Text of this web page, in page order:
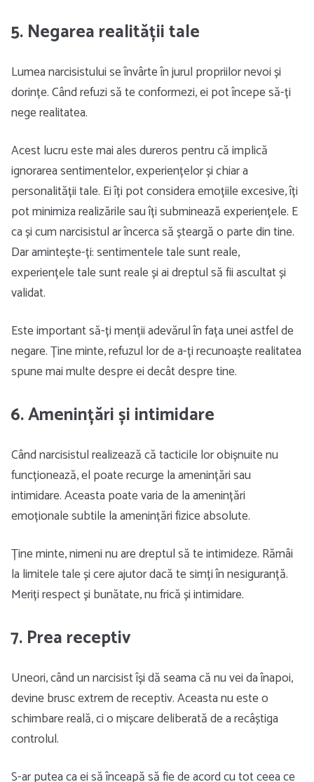
5. Negarea realității tale
Lumea narcisistului se învârte în jurul propriilor nevoi și
dorințe. Când refuzi să te conformezi, ei pot începe să-ți
nege realitatea.
Acest lucru este mai ales dureros pentru că implică
ignorarea sentimentelor, experiențelor și chiar a
personalității tale. Ei îți pot considera emoțiile excesive, îți
pot minimiza realizările sau îți subminează experiențele. E
ca și cum narcisistul ar încerca să șteargă o parte din tine.
Dar amintește-ți: sentimentele tale sunt reale,
experiențele tale sunt reale și ai dreptul să fii ascultat și
validat.
Este important să-ți menții adevărul în fața unei astfel de
negare. Ține minte, refuzul lor de a-ți recunoaște realitatea
spune mai multe despre ei decât despre tine.
6. Amenințări și intimidare
Când narcisistul realizează că tacticile lor obișnuite nu
funcționează, el poate recurge la amenințări sau
intimidare. Aceasta poate varia de la amenințări
emoționale subtile la amenințări fizice absolute.
Ține minte, nimeni nu are dreptul să te intimideze. Rămâi
la limitele tale și cere ajutor dacă te simți în nesiguranță.
Meriți respect și bunătate, nu frică și intimidare.
7. Prea receptiv
Uneori, când un narcisist își dă seama că nu vei da înapoi,
devine brusc extrem de receptiv. Aceasta nu este o
schimbare reală, ci o mișcare deliberată de a recâștiga
controlul.
S-ar putea ca ei să înceapă să fie de acord cu tot ceea ce